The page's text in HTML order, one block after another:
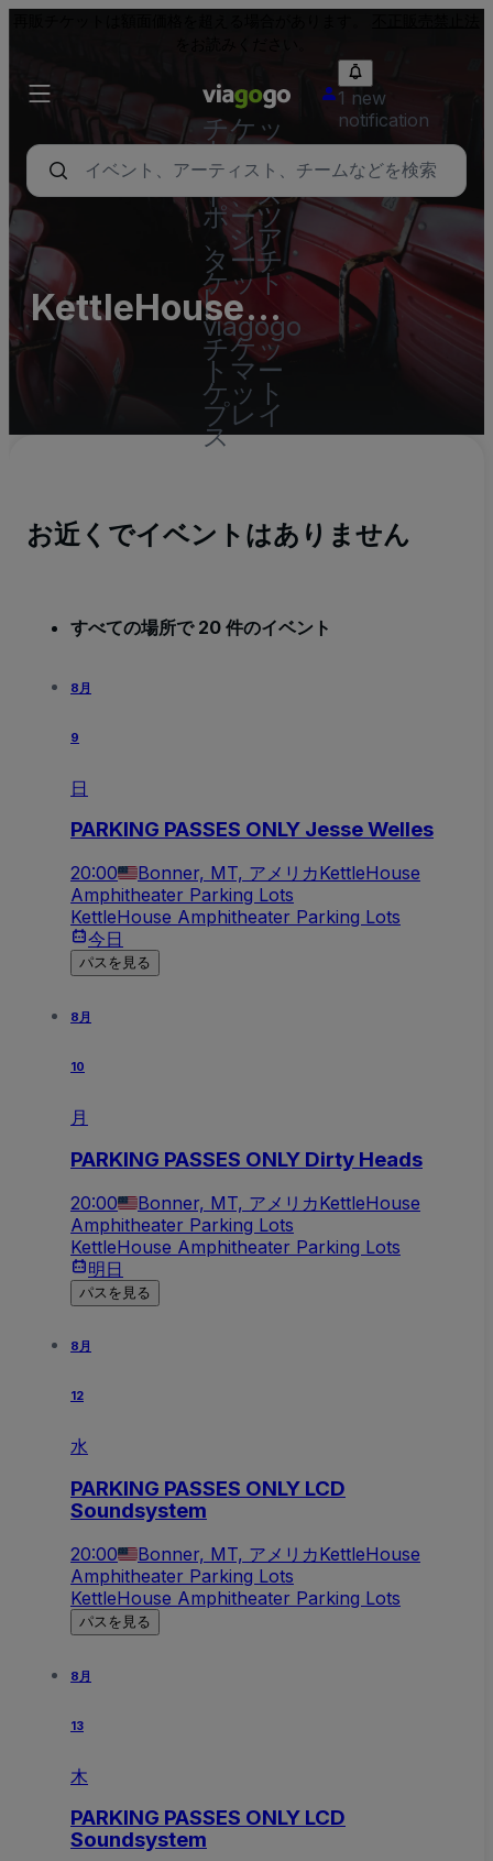
チケッ
ト - コ
ンサー
ト、ス
ポーツ
、シア
ターチ
ケット
|
viagogo
チケッ
トマー
ケット
プレイ
ス
1 new
notification
KettleHouse
Amphitheater Parking
お近くでイベントはありません
すべての場所で 20 件のイベント
8月
9
日
PARKING PASSES ONLY Jesse Welles
20:00 Bonner, MT, アメリカKettleHouse
Amphitheater Parking Lots
KettleHouse Amphitheater Parking Lots
今日
パスを見る
8月
10
月
PARKING PASSES ONLY Dirty Heads
20:00 Bonner, MT, アメリカKettleHouse
Amphitheater Parking Lots
KettleHouse Amphitheater Parking Lots
明日
パスを見る
8月
12
水
PARKING PASSES ONLY LCD
Soundsystem
20:00 Bonner, MT, アメリカKettleHouse
Amphitheater Parking Lots
KettleHouse Amphitheater Parking Lots
パスを見る
8月
13
木
PARKING PASSES ONLY LCD
Soundsystem